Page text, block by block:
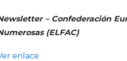
– Confederación
(ELFAC)
enlace